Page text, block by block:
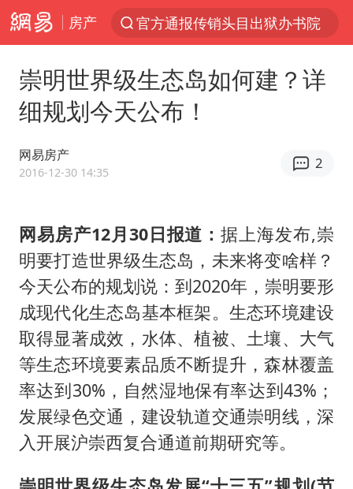
房产
服务提质，内需扩容有保障
美股收盘：道指再创历史新高
22岁女生南太行山失联已十天
被一条街帮助的“煎饼叔叔”去世
为鼓励女儿 41岁妈妈考上985研究生
蜜雪冰城员工抽烟收银 门店现已停业
“老头乐”悬挂“蒙H好几个8”上路
湖北公开征集涉黑涉恶线索
被错换37年女子起诉医院：本不需辍学
中方公布5项对美反制措施
男子出狱前8天被改判死缓
四预警齐发！双台风影响多个海域
崇明世界级生态岛如何建？详
细规划今天公布！
网易房产
2016-12-30 14:35
2
网易房产12月30日报道：据上海发布,崇
明要打造世界级生态岛，未来将变啥样？
今天公布的规划说：到2020年，崇明要形
成现代化生态岛基本框架。生态环境建设
取得显著成效，水体、植被、土壤、大气
等生态环境要素品质不断提升，森林覆盖
率达到30%，自然湿地保有率达到43%；
发展绿色交通，建设轨道交通崇明线，深
入开展沪崇西复合通道前期研究等。